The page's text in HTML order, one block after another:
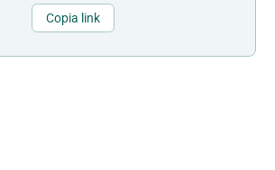
Copia link